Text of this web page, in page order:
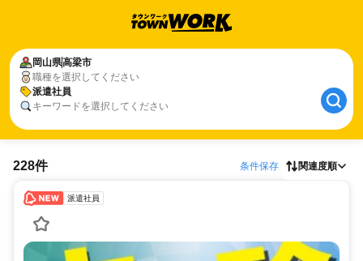
岡山県高梁市
職種を選択してください
派遣社員
キーワードを選択してください
228件 条件保存 関連度順
派遣社員